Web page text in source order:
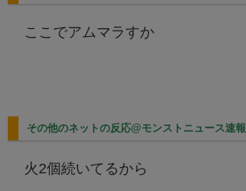
ここでアムマラすか
その他のネットの反応@モンストニュース速報
火2個続いてるから